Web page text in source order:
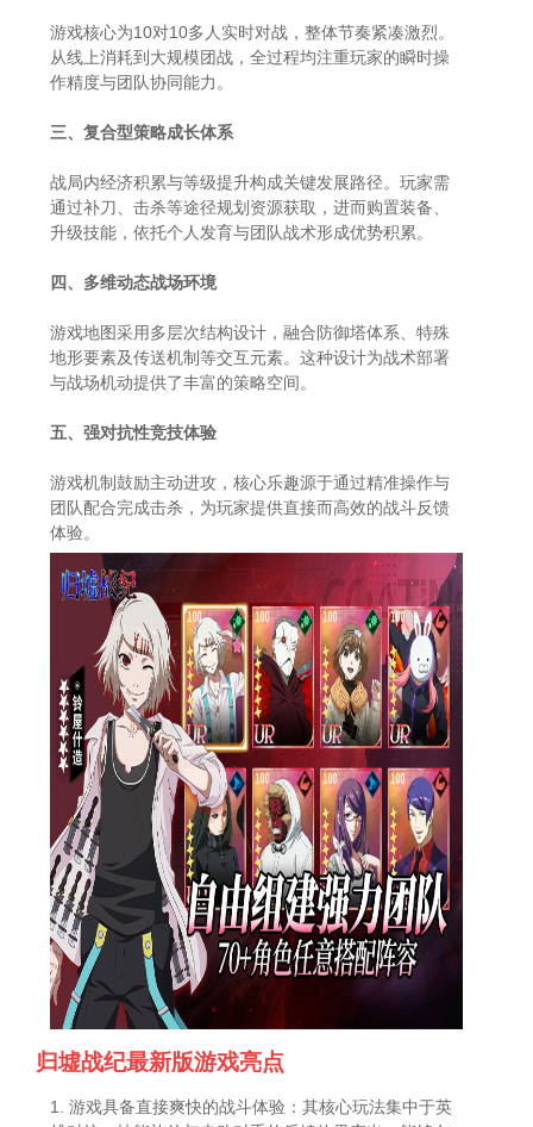
游戏核心为10对10多人实时对战，整体节奏紧凑激烈。
从线上消耗到大规模团战，全过程均注重玩家的瞬时操
作精度与团队协同能力。
三、复合型策略成长体系
战局内经济积累与等级提升构成关键发展路径。玩家需
通过补刀、击杀等途径规划资源获取，进而购置装备、
升级技能，依托个人发育与团队战术形成优势积累。
四、多维动态战场环境
游戏地图采用多层次结构设计，融合防御塔体系、特殊
地形要素及传送机制等交互元素。这种设计为战术部署
与战场机动提供了丰富的策略空间。
五、强对抗性竞技体验
游戏机制鼓励主动进攻，核心乐趣源于通过精准操作与
团队配合完成击杀，为玩家提供直接而高效的战斗反馈
体验。
归墟战纪最新版游戏亮点
1. 游戏具备直接爽快的战斗体验：其核心玩法集中于英